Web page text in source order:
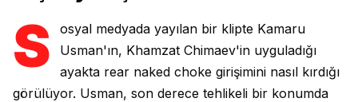
S
osyal medyada yayılan bir klipte Kamaru
Usman'ın, Khamzat Chimaev'in uyguladığı
ayakta rear naked choke girişimini nasıl kırdığı
görülüyor. Usman, son derece tehlikeli bir konumda